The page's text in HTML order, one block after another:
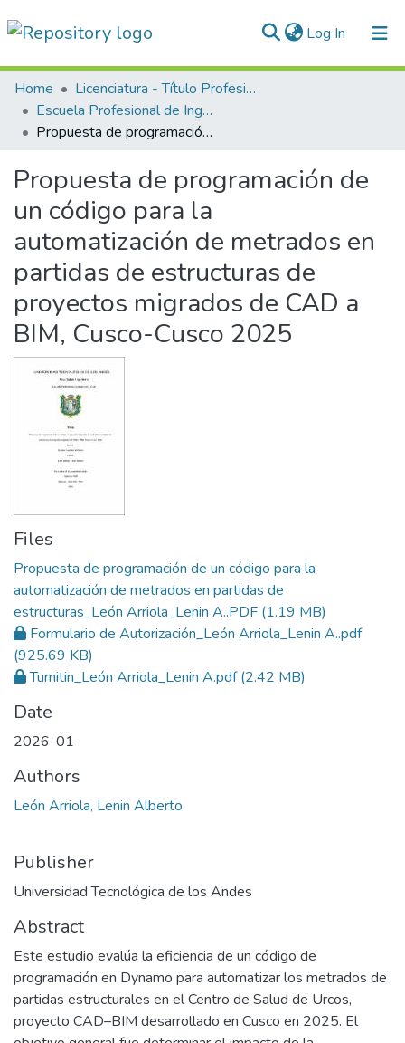
Log In (current)
Communities & Collections
All of DSpace
Normativas
Home
Licenciatura - Título Profesional
Escuela Profesional de Ingeniería Civil
Propuesta de programación de un código para la automatización de metrados en partidas de estructuras de proyectos migrados de CAD a BIM, Cusco-Cusco 2025
Propuesta de programación de
un código para la
automatización de metrados en
partidas de estructuras de
proyectos migrados de CAD a
BIM, Cusco-Cusco 2025
Files
Propuesta de programación de un código para la
automatización de metrados en partidas de
estructuras_León Arriola_Lenin A..PDF (1.19 MB)
Formulario de Autorización_León Arriola_Lenin A..pdf
(925.69 KB)
Turnitin_León Arriola_Lenin A.pdf(2.42 MB)
Date
2026-01
Authors
León Arriola, Lenin Alberto
Publisher
Universidad Tecnológica de los Andes
Abstract
Este estudio evalúa la eficiencia de un código de
programación en Dynamo para automatizar los metrados de
partidas estructurales en el Centro de Salud de Urcos,
proyecto CAD–BIM desarrollado en Cusco en 2025. El